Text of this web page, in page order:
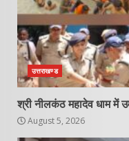
उत्तराखण्ड
श्री नीलकंठ महादेव धाम में
August 5, 2026